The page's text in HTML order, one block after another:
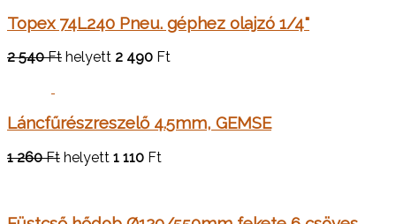
Topex 74L240 Pneu. géphez olajzó 1/4"
2 540 Ft helyett 2 490 Ft
Láncfűrészreszelő 4.5mm, GEMSE
1 260 Ft helyett 1 110 Ft